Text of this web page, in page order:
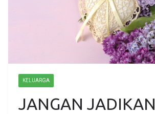
KELUARGA
JANGAN JADIKAN